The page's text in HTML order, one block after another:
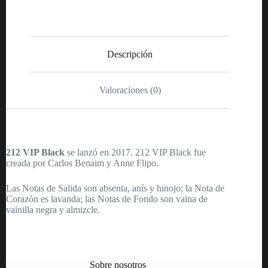
cantidad
Descripción
Valoraciones (0)
212 VIP Black se lanzó en 2017. 212 VIP Black fue
creada por Carlos Benaim y Anne Flipo.
Las Notas de Salida son absenta, anís y hinojo; la Nota de
Corazón es lavanda; las Notas de Fondo son vaina de
vainilla negra y almizcle.
Sobre nosotros